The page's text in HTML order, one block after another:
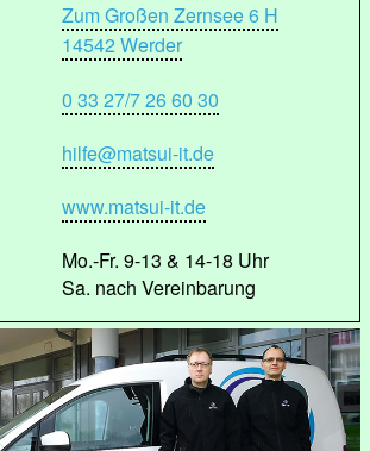
Zum Großen Zernsee 6 H
14542 Werder
0 33 27/7 26 60 30
hilfe@matsui-it.de
www.matsui-it.de
Mo.-Fr. 9-13 & 14-18 Uhr
Sa. nach Vereinbarung